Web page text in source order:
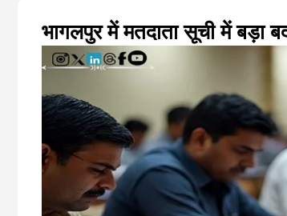
भागलपुर में मतदाता सूची में बड़ा